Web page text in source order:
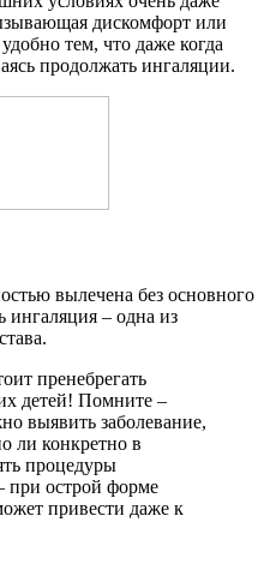
дискомфорт или
тем, что даже когда
продолжать ингаляции.
вылечена без основного
ингаляция – одна из
пренебрегать
детей! Помните –
выявить заболевание,
ли конкретно в
процедуры
при острой форме
привести даже к